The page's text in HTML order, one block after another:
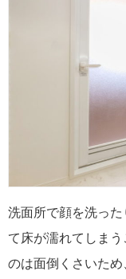
洗面所で顔を洗っ
て床が濡れてしま
のは面倒くさいた